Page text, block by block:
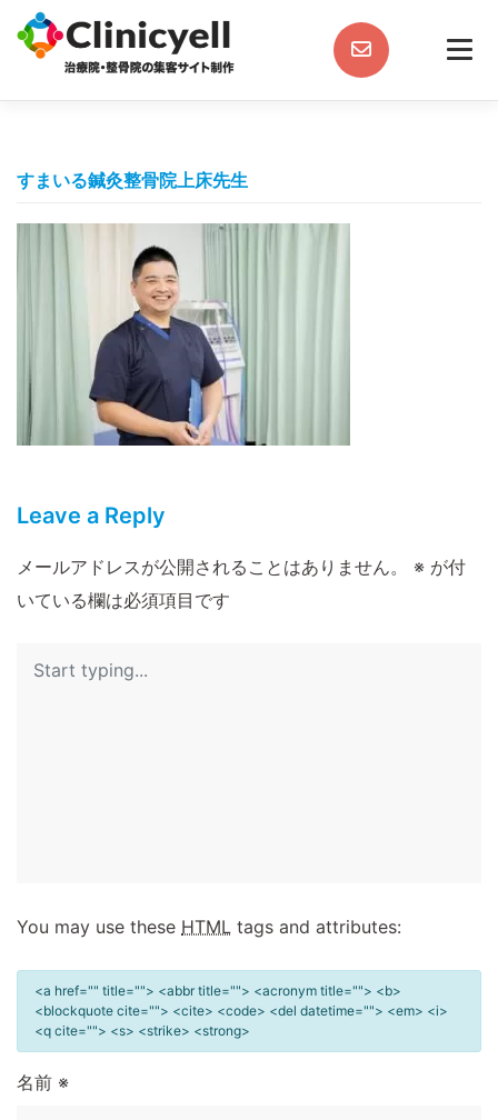
content
すまいる鍼灸整骨院上床先生
Leave a Reply
メールアドレスが公開されることはありません。 ※ が付
いている欄は必須項目です
You may use these HTML tags and attributes:
<a href="" title=""> <abbr title=""> <acronym title=""> <b>
<blockquote cite=""> <cite> <code> <del datetime=""> <em> <i>
<q cite=""> <s> <strike> <strong>
名前 ※